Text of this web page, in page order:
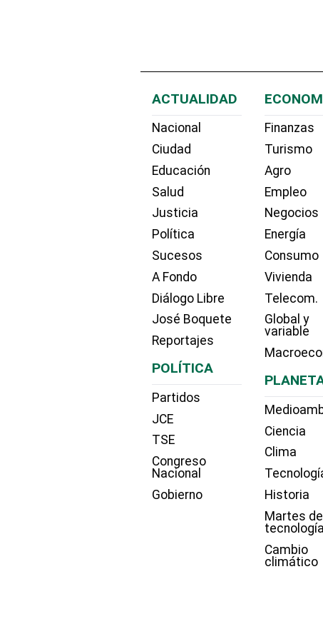
ACTUALIDAD
Nacional
Ciudad
Educación
Salud
Justicia
Política
Sucesos
A Fondo
Diálogo Libre
José Boquete
Reportajes
POLÍTICA
Partidos
JCE
TSE
Congreso
Nacional
Gobierno
Finanzas
Turismo
Agro
Empleo
Negocios
Energía
Consumo
Vivienda
Telecom.
Global y
variable
Ciencia
Clima
Historia
Martes de
tecnología
Cambio
climático